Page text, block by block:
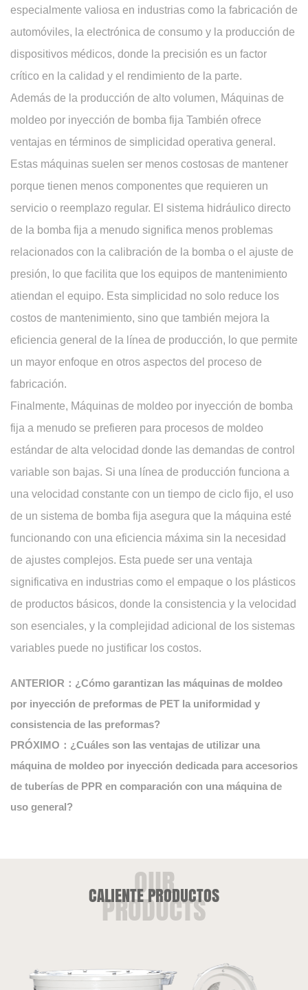
especialmente valiosa en industrias como la fabricación de
automóviles, la electrónica de consumo y la producción de
dispositivos médicos, donde la precisión es un factor
crítico en la calidad y el rendimiento de la parte.
Además de la producción de alto volumen, Máquinas de
moldeo por inyección de bomba fija También ofrece
ventajas en términos de simplicidad operativa general.
Estas máquinas suelen ser menos costosas de mantener
porque tienen menos componentes que requieren un
servicio o reemplazo regular. El sistema hidráulico directo
de la bomba fija a menudo significa menos problemas
relacionados con la calibración de la bomba o el ajuste de
presión, lo que facilita que los equipos de mantenimiento
atiendan el equipo. Esta simplicidad no solo reduce los
costos de mantenimiento, sino que también mejora la
eficiencia general de la línea de producción, lo que permite
un mayor enfoque en otros aspectos del proceso de
fabricación.
Finalmente, Máquinas de moldeo por inyección de bomba
fija a menudo se prefieren para procesos de moldeo
estándar de alta velocidad donde las demandas de control
variable son bajas. Si una línea de producción funciona a
una velocidad constante con un tiempo de ciclo fijo, el uso
de un sistema de bomba fija asegura que la máquina esté
funcionando con una eficiencia máxima sin la necesidad
de ajustes complejos. Esta puede ser una ventaja
significativa en industrias como el empaque o los plásticos
de productos básicos, donde la consistencia y la velocidad
son esenciales, y la complejidad adicional de los sistemas
variables puede no justificar los costos.
ANTERIOR：¿Cómo garantizan las máquinas de moldeo
por inyección de preformas de PET la uniformidad y
consistencia de las preformas?
PRÓXIMO：¿Cuáles son las ventajas de utilizar una
máquina de moldeo por inyección dedicada para accesorios
de tuberías de PPR en comparación con una máquina de
uso general?
CALIENTE PRODUCTOS